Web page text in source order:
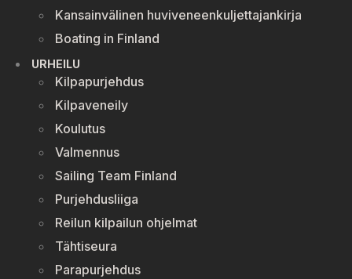
Kansainvälinen huviveneenkuljettajankirja
Boating in Finland
URHEILU
Kilpapurjehdus
Kilpaveneily
Koulutus
Valmennus
Sailing Team Finland
Purjehdusliiga
Reilun kilpailun ohjelmat
Tähtiseura
Parapurjehdus